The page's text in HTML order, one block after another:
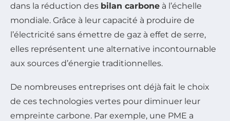
dans la réduction des bilan carbone à l’échelle
mondiale. Grâce à leur capacité à produire de
l’électricité sans émettre de gaz à effet de serre,
elles représentent une alternative incontournable
aux sources d’énergie traditionnelles.
De nombreuses entreprises ont déjà fait le choix
de ces technologies vertes pour diminuer leur
empreinte carbone. Par exemple, une PME a